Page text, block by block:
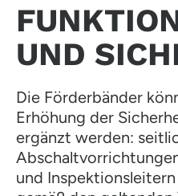
UND
Die Förderbänder
Erhöhung der
ergänzt werden:
und